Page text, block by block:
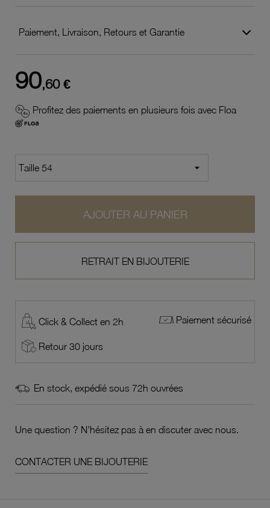
Paiement, Livraison, Retours et Garantie
90,60 €
Profitez des paiements en plusieurs fois avec Floa
AJOUTER AU PANIER
RETRAIT EN BIJOUTERIE
Click & Collect en 2h Paiement sécurisé
Retour 30 jours
En stock, expédié sous 72h ouvrées
Une question ? N'hésitez pas à en discuter avec nous.
CONTACTER UNE BIJOUTERIE